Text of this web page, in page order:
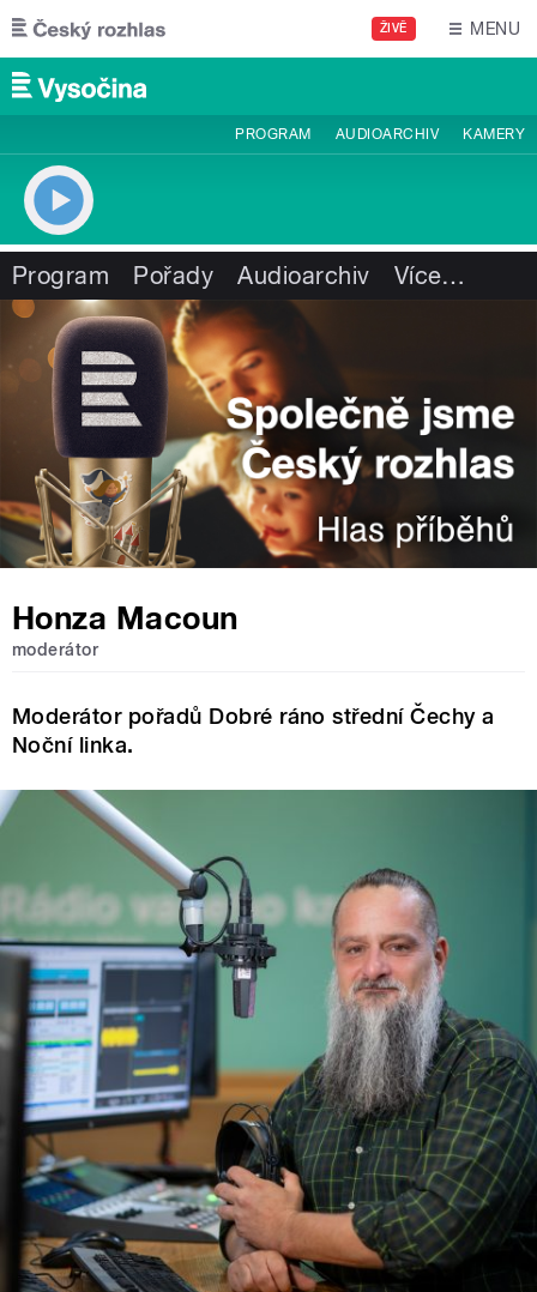
Přejít k hlavnímu obsahu
ŽIVĚ MENU
PROGRAM AUDIOARCHIV KAMERY
Program Pořady Audioarchiv Více…
Honza Macoun
moderátor
Moderátor pořadů Dobré ráno střední Čechy a
Noční linka.